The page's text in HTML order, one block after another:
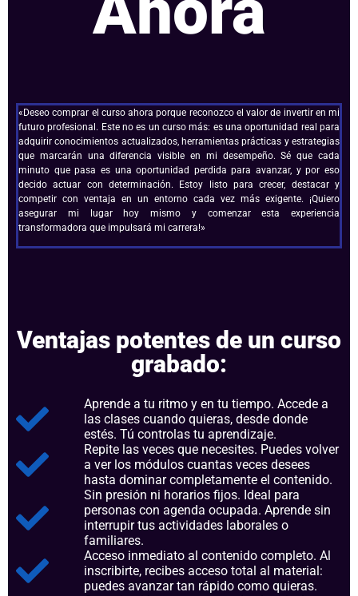
«Deseo comprar el curso ahora porque reconozco el valor de invertir en mi
futuro profesional. Este no es un curso más: es una oportunidad real para
adquirir conocimientos actualizados, herramientas prácticas y estrategias
que marcarán una diferencia visible en mi desempeño. Sé que cada
minuto que pasa es una oportunidad perdida para avanzar, y por eso
decido actuar con determinación. Estoy listo para crecer, destacar y
competir con ventaja en un entorno cada vez más exigente. ¡Quiero
asegurar mi lugar hoy mismo y comenzar esta experiencia
transformadora que impulsará mi carrera!»
Ventajas potentes de un curso
grabado:
Aprende a tu ritmo y en tu tiempo. Accede a
las clases cuando quieras, desde donde
estés. Tú controlas tu aprendizaje.
Repite las veces que necesites. Puedes volver
a ver los módulos cuantas veces desees
hasta dominar completamente el contenido.
Sin presión ni horarios fijos. Ideal para
personas con agenda ocupada. Aprende sin
interrupir tus actividades laborales o
familiares.
Acceso inmediato al contenido completo. Al
inscribirte, recibes acceso total al material:
puedes avanzar tan rápido como quieras.